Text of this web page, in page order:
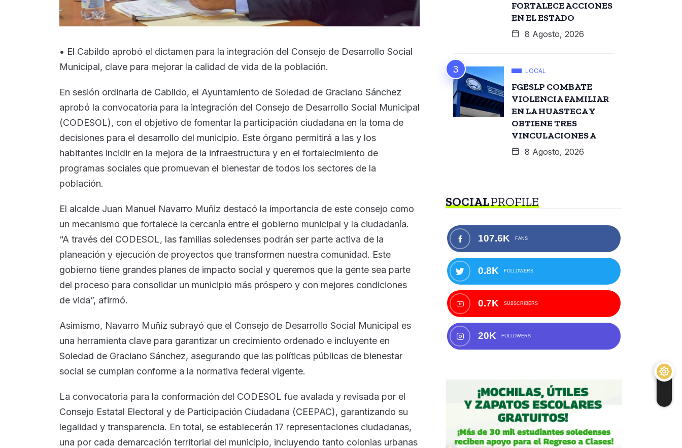
• El Cabildo aprobó el dictamen para la integración del Consejo de Desarrollo Social
Municipal, clave para mejorar la calidad de vida de la población.
En sesión ordinaria de Cabildo, el Ayuntamiento de Soledad de Graciano Sánchez
aprobó la convocatoria para la integración del Consejo de Desarrollo Social Municipal
(CODESOL), con el objetivo de fomentar la participación ciudadana en la toma de
decisiones para el desarrollo del municipio. Este órgano permitirá a las y los
habitantes incidir en la mejora de la infraestructura y en el fortalecimiento de
programas sociales que promuevan el bienestar de todos los sectores de la
población.
El alcalde Juan Manuel Navarro Muñiz destacó la importancia de este consejo como
un mecanismo que fortalece la cercanía entre el gobierno municipal y la ciudadanía.
“A través del CODESOL, las familias soledenses podrán ser parte activa de la
planeación y ejecución de proyectos que transformen nuestra comunidad. Este
gobierno tiene grandes planes de impacto social y queremos que la gente sea parte
del proceso para consolidar un municipio más próspero y con mejores condiciones
de vida”, afirmó.
Asimismo, Navarro Muñiz subrayó que el Consejo de Desarrollo Social Municipal es
una herramienta clave para garantizar un crecimiento ordenado e incluyente en
Soledad de Graciano Sánchez, asegurando que las políticas públicas de bienestar
social se cumplan conforme a la normativa federal vigente.
La convocatoria para la conformación del CODESOL fue avalada y revisada por el
Consejo Estatal Electoral y de Participación Ciudadana (CEEPAC), garantizando su
legalidad y transparencia. En total, se establecerán 17 representaciones ciudadanas,
una por cada demarcación territorial del municipio, incluyendo tanto colonias urbanas
FORTALECE ACCIONES
EN EL ESTADO
8 Agosto, 2026
LOCAL
FGESLP COMBATE
VIOLENCIA FAMILIAR
EN LA HUASTECA Y
OBTIENE TRES
VINCULACIONES A
8 Agosto, 2026
SOCIALPROFILE
107.6K FANS
0.8K FOLLOWERS
0.7K SUBSCRIBERS
20K FOLLOWERS